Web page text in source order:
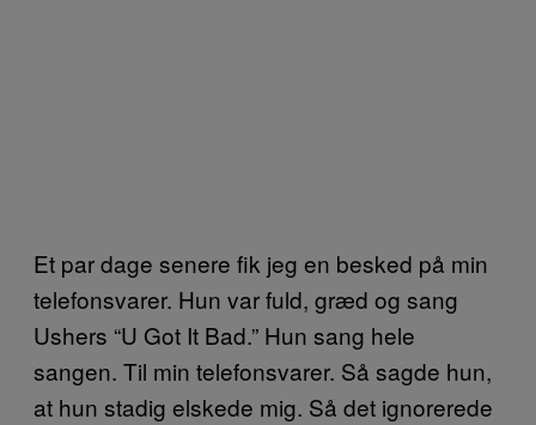
Et par dage senere fik jeg en besked på min
telefonsvarer. Hun var fuld, græd og sang
Ushers “U Got It Bad.” Hun sang hele
sangen. Til min telefonsvarer. Så sagde hun,
at hun stadig elskede mig. Så det ignorerede